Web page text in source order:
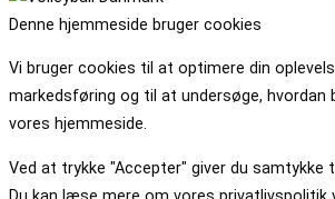
Denne hjemmeside bruger cookies
Vi bruger cookies til at optimere din
markedsføring og til at undersøge, hvordan
vores hjemmeside.
Ved at trykke "Accepter" giver du samtykke
Du kan læse mere om vores privatlivspolitik